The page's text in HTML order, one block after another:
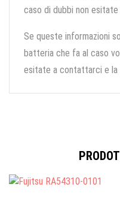
caso di dubbi non
Se queste informazioni
batteria che fa al caso
esitate a contattarci e la